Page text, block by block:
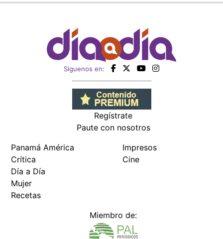
Siguenos en:
Regístrate
Paute con nosotros
Panamá América
Crítica
Día a Día
Mujer
Recetas
Impresos
Cine
Miembro de: